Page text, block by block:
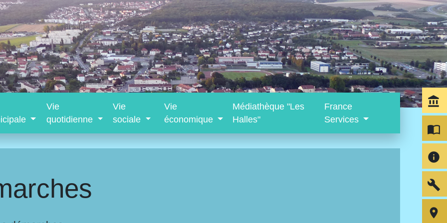
Vie
quotidienne
Vie
sociale
Vie
économique
Médiathèque "Les
Halles"
France
Services
account_balance
import_contacts
info
build
room